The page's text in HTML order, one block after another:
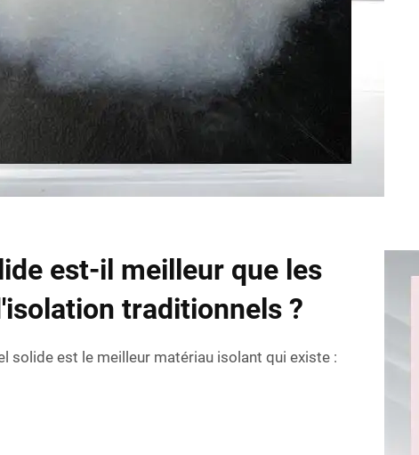
est-il meilleur que les
traditionnels ?
solide est le meilleur matériau isolant qui existe :